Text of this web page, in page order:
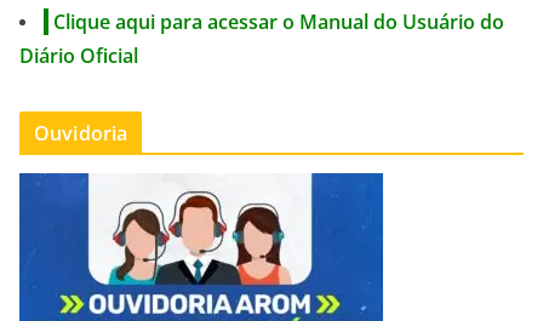
Clique aqui para acessar o Manual do Usuário do
Diário Oficial
Ouvidoria